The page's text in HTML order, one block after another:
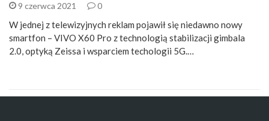
9 czerwca 2021 0
W jednej z telewizyjnych reklam pojawił się niedawno nowy
smartfon – VIVO X60 Pro z technologią stabilizacji gimbala
2.0, optyką Zeissa i wsparciem techologii 5G.…